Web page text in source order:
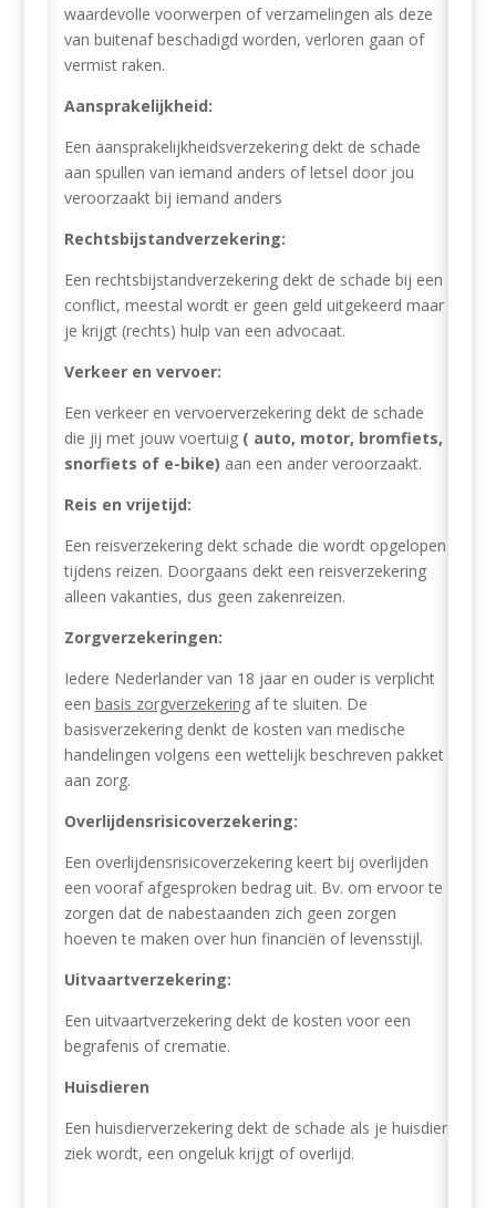
waardevolle voorwerpen of verzamelingen als deze
van buitenaf beschadigd worden, verloren gaan of
vermist raken.
Aansprakelijkheid:
Een aansprakelijkheidsverzekering dekt de schade
aan spullen van iemand anders of letsel door jou
veroorzaakt bij iemand anders
Rechtsbijstandverzekering:
Een rechtsbijstandverzekering dekt de schade bij een
conflict, meestal wordt er geen geld uitgekeerd maar
je krijgt (rechts) hulp van een advocaat.
Verkeer en vervoer:
Een verkeer en vervoerverzekering dekt de schade
die jij met jouw voertuig ( auto, motor, bromfiets,
snorfiets of e-bike) aan een ander veroorzaakt.
Reis en vrijetijd:
Een reisverzekering dekt schade die wordt opgelopen
tijdens reizen. Doorgaans dekt een reisverzekering
alleen vakanties, dus geen zakenreizen.
Zorgverzekeringen:
Iedere Nederlander van 18 jaar en ouder is verplicht
een basis zorgverzekering af te sluiten. De
basisverzekering denkt de kosten van medische
handelingen volgens een wettelijk beschreven pakket
aan zorg.
Overlijdensrisicoverzekering:
Een overlijdensrisicoverzekering keert bij overlijden
een vooraf afgesproken bedrag uit. Bv. om ervoor te
zorgen dat de nabestaanden zich geen zorgen
hoeven te maken over hun financiën of levensstijl.
Uitvaartverzekering:
Een uitvaartverzekering dekt de kosten voor een
begrafenis of crematie.
Huisdieren
Een huisdierverzekering dekt de schade als je huisdier
ziek wordt, een ongeluk krijgt of overlijd.